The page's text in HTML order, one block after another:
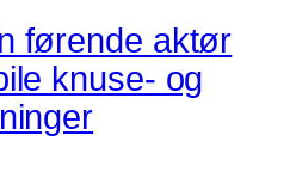
førende aktør
knuse- og